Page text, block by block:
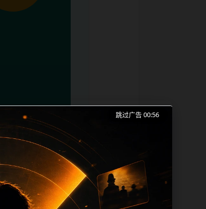
件合集、明星事件和同类长尾需求
跳过广告 00:56